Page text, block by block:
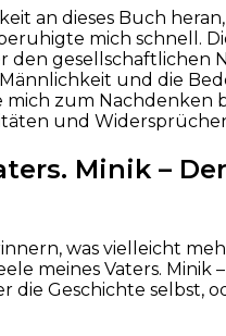
an dieses Buch
mich schnell.
den gesellschaftlichen
und die
mich zum
und
Minik –
was vielleicht
meines Vaters. Minik
die Geschichte selbst,